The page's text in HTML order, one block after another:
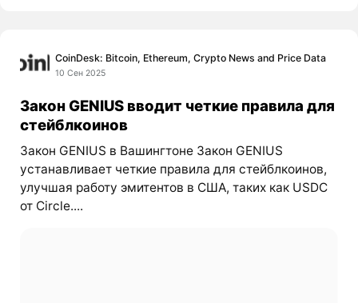
CoinDesk: Bitcoin, Ethereum, Crypto News and Price Data
10 Сен 2025
Закон GENIUS вводит четкие правила для
стейблкоинов
Закон GENIUS в Вашингтоне Закон GENIUS
устанавливает четкие правила для стейблкоинов,
улучшая работу эмитентов в США, таких как USDC
от Circle....